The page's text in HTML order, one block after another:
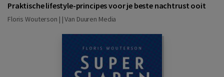
Praktische lifestyle-principes voor je beste nachtrust ooit
Floris Wouterson | |Van Duuren Media